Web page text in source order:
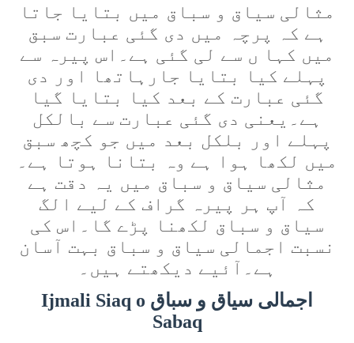
مثالی سیاق و سباق میں بتایا جاتا
ہے کہ پرچہ میں دی گئی عبارت سبق
میں کہا ں سے لی گئی ہے۔اس پیرہ سے
پہلے کیا بتایا جارہاتھا اور دی
گئی عبارت کے بعد کیا بتایا گیا
ہے۔یعنی دی گئی عبارت سے بالکل
پہلے اور بلکل بعد میں جو کچھ سبق
میں لکھا ہوا ہے وہ بتانا ہوتا ہے۔
مثالی سیاق و سباق میں یہ دقت ہے
کہ آپ ہر پیرہ گراف کے لیے الگ
سیاق و سباق لکھنا پڑے گا۔اس کی
نسبت اجمالی سیاق و سباق بہت آسان
ہے۔آئیے دیکھتے ہیں۔
اجمالی سیاق و سباق Ijmali Siaq o
Sabaq